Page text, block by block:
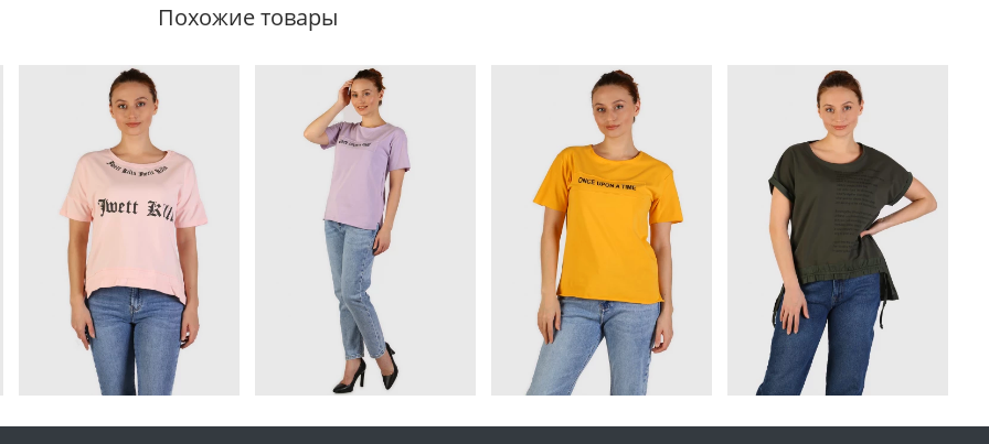
Похожие товары